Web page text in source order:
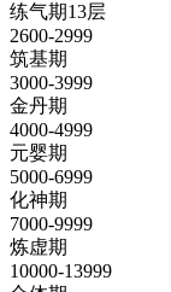
练气期13层
2600-2999
筑基期
3000-3999
金丹期
4000-4999
元婴期
5000-6999
化神期
7000-9999
炼虚期
10000-13999